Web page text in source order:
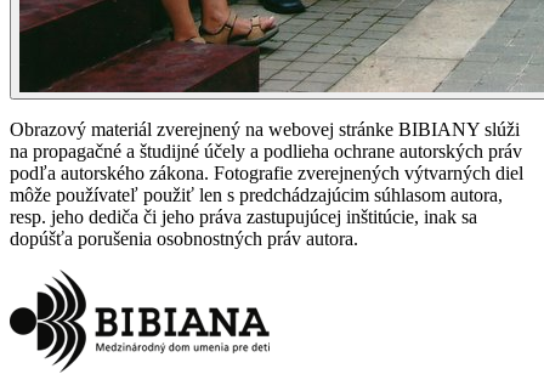
Obrazový materiál zverejnený na webovej stránke BIBIANY slúži
na propagačné a študijné účely a podlieha ochrane autorských práv
podľa autorského zákona. Fotografie zverejnených výtvarných diel
môže používateľ použiť len s predchádzajúcim súhlasom autora,
resp. jeho dediča či jeho práva zastupujúcej inštitúcie, inak sa
dopúšťa porušenia osobnostných práv autora.